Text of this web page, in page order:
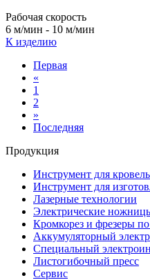
Рабочая скорость
6 м/мин - 10 м/мин
К изделию
Первая
«
1
2
»
Последняя
Продукция
Инструмент для
Инструмент для
Лазерные технологии
Электрические
Кромкорез и фрезеры
Аккумуляторный
Специальный
Листогибочный пресс
Сервис